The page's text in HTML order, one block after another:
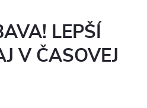
LEPŠÍ
V ČASOVEJ